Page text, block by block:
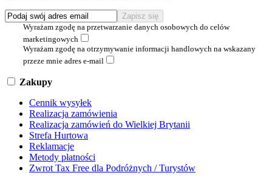
Wyrażam zgodę na przetwarzanie danych osobowych do celów
marketingowych
Wyrażam zgodę na otrzymywanie informacji handlowych na wskazany
przeze mnie adres e-mail
Zakupy
Cennik wysyłek
Realizacja zamówienia
Realizacja zamówień do Wielkiej Brytanii
Strefa Hurtowa
Reklamacje
Metody płatności
Zwrot Tax Free dla Podróżnych / Turystów